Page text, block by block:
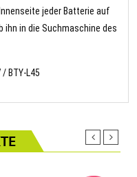
jeder Batterie auf
ihn in die Suchmaschine des
BTY-L45